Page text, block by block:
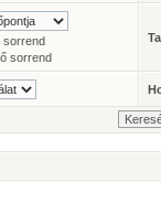
sorrend
sorrend